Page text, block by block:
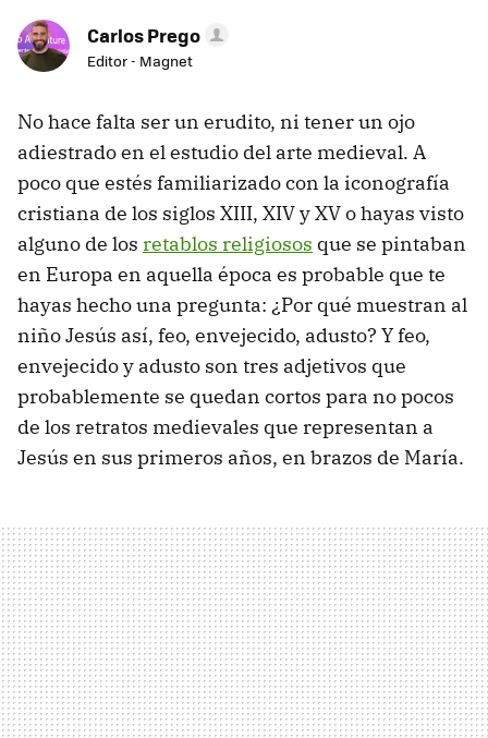
Carlos Prego
Editor - Magnet
No hace falta ser un erudito, ni tener un ojo
adiestrado en el estudio del arte medieval. A
poco que estés familiarizado con la iconografía
cristiana de los siglos XIII, XIV y XV o hayas visto
alguno de los retablos religiosos que se pintaban
en Europa en aquella época es probable que te
hayas hecho una pregunta: ¿Por qué muestran al
niño Jesús así, feo, envejecido, adusto? Y feo,
envejecido y adusto son tres adjetivos que
probablemente se quedan cortos para no pocos
de los retratos medievales que representan a
Jesús en sus primeros años, en brazos de María.